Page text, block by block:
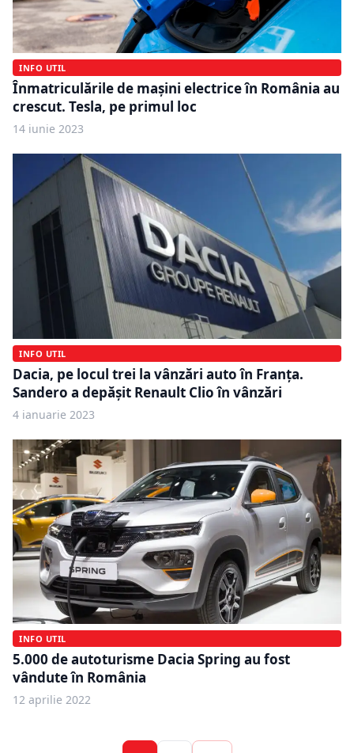
INFO UTIL
Înmatriculările de mașini electrice în România au
crescut. Tesla, pe primul loc
14 iunie 2023
INFO UTIL
Dacia, pe locul trei la vânzări auto în Franța.
Sandero a depășit Renault Clio în vânzări
4 ianuarie 2023
INFO UTIL
5.000 de autoturisme Dacia Spring au fost
vândute în România
12 aprilie 2022